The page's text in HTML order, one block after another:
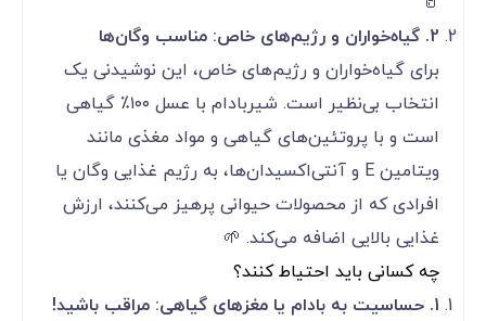
2. گیاه‌خواران و رژیم‌های خاص: مناسب وگان‌ها
برای گیاه‌خواران و رژیم‌های خاص، این نوشیدنی یک
انتخاب بی‌نظیر است. شیربادام با عسل ۱۰۰٪ گیاهی
است و با پروتئین‌های گیاهی و مواد مغذی مانند
ویتامین E و آنتی‌اکسیدان‌ها، به رژیم غذایی وگان یا
افرادی که از محصولات حیوانی پرهیز می‌کنند، ارزش
غذایی بالایی اضافه می‌کند. 🌱
چه کسانی باید احتیاط کنند؟
1. حساسیت به بادام یا مغزهای گیاهی: مراقب باشید!